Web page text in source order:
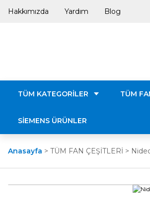
Hakkımızda Yardım Blog
TÜM KATEGORİLER TÜM
SİEMENS ÜRÜNLER
Anasayfa TÜM FAN ÇEŞİTLERİ